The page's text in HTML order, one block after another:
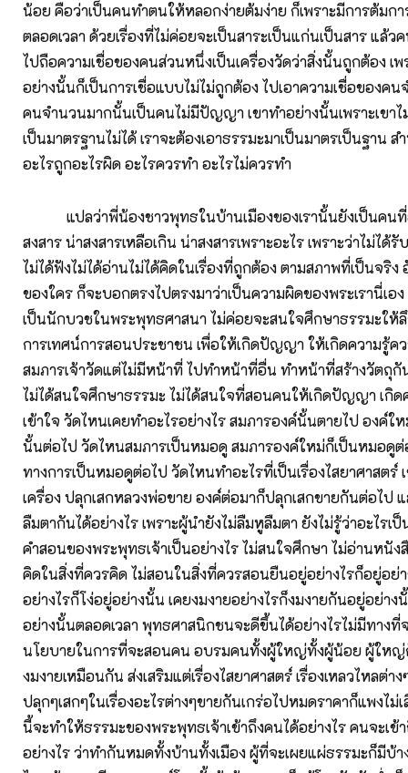
น้อย คือว่าเป็นคนทำตนให้หลอกง่ายต้มง่าย ก็เพราะมีการต้มก
ตลอดเวลา ด้วยเรื่องที่ไม่ค่อยจะเป็นสาระเป็นแก่นเป็นสาร แล้ว
ไปถือความเชื่อของคนส่วนหนึ่งเป็นเครื่องวัดว่าสิ่งนั้นถูกต้อง เพร
อย่างนั้นก็เป็นการเชื่อแบบไม่ไม่ถูกต้อง ไปเอาความเชื่อของค
คนจำนวนมากนั้นเป็นคนไม่มีปัญญา เขาทำอย่างนั้นเพราะเขาไม่
เป็นมาตรฐานไม่ได้ เราจะต้องเอาธรรมะมาเป็นมาตรเป็นฐาน
อะไรถูกอะไรผิด อะไรควรทำ อะไรไม่ควรทำ
แปลว่าพี่น้องชาวพุทธในบ้านเมืองของเรานั้นยังเป็นคน
สงสาร น่าสงสารเหลือเกิน น่าสงสารเพราะอะไร เพราะว่าไม่ได้
ไม่ได้ฟังไม่ได้อ่านไม่ได้คิดในเรื่องที่ถูกต้อง ตามสภาพที่เป็นจริ
ของใคร ก็จะบอกตรงไปตรงมาว่าเป็นความผิดของพระเรานี่เอง
เป็นนักบวชในพระพุทธศาสนา ไม่ค่อยจะสนใจศึกษาธรรมะให้
การเทศน์การสอนประชาชน เพื่อให้เกิดปัญญา ให้เกิดความรู้คว
สมภารเจ้าวัดแต่ไม่มีหน้าที่ ไปทำหน้าที่อื่น ทำหน้าที่สร้างวัตถุกั
ไม่ได้สนใจศึกษาธรรมะ ไม่ได้สนใจที่สอนคนให้เกิดปัญญา เกิด
เข้าใจ วัดไหนเคยทำอะไรอย่างไร สมภารองค์นั้นตายไป องค์
นั้นต่อไป วัดไหนสมภารเป็นหมอดู สมภารองค์ใหม่ก็เป็นหมอดูต่
ทางการเป็นหมอดูต่อไป วัดไหนทำอะไรที่เป็นเรื่องไสยาศาสตร์
เครื่อง ปลุกเสกหลวงพ่อขาย องค์ต่อมาก็ปลุกเสกขายกันต่อไป
ลืมตากันได้อย่างไร เพราะผู้นำยังไม่ลืมหูลืมตา ยังไม่รู้ว่าอะไรเ
คำสอนของพระพุทธเจ้าเป็นอย่างไร ไม่สนใจศึกษา ไม่อ่านหนัง
คิดในสิ่งที่ควรคิด ไม่สอนในสิ่งที่ควรสอนยืนอยู่อย่างไรก็อยู่อย่า
อย่างไรก็โง่อยู่อย่างนั้น เคยงมงายอย่างไรก็งมงายกันอยู่อย่า
อย่างนั้นตลอดเวลา พุทธศาสนิกชนจะดีขึ้นได้อย่างไรไม่มีทางที่
นโยบายในการที่จะสอนคน อบรมคนทั้งผู้ใหญ่ทั้งผู้น้อย ผู้ใหญ่
งมงายเหมือนกัน ส่งเสริมแต่เรื่องไสยาศาสตร์ เรื่องเหลวไหลต่า
ปลุกๆเสกๆในเรื่องอะไรต่างๆขายกันเกร่อไปหมดราคาก็แพงไม่
นี้จะทำให้ธรรมะของพระพุทธเจ้าเข้าถึงคนได้อย่างไร คนจะเข้
อย่างไร ว่าทำกันหมดทั้งบ้านทั้งเมือง ผู้ที่จะเผยแผ่ธรรมะก็มีบ้